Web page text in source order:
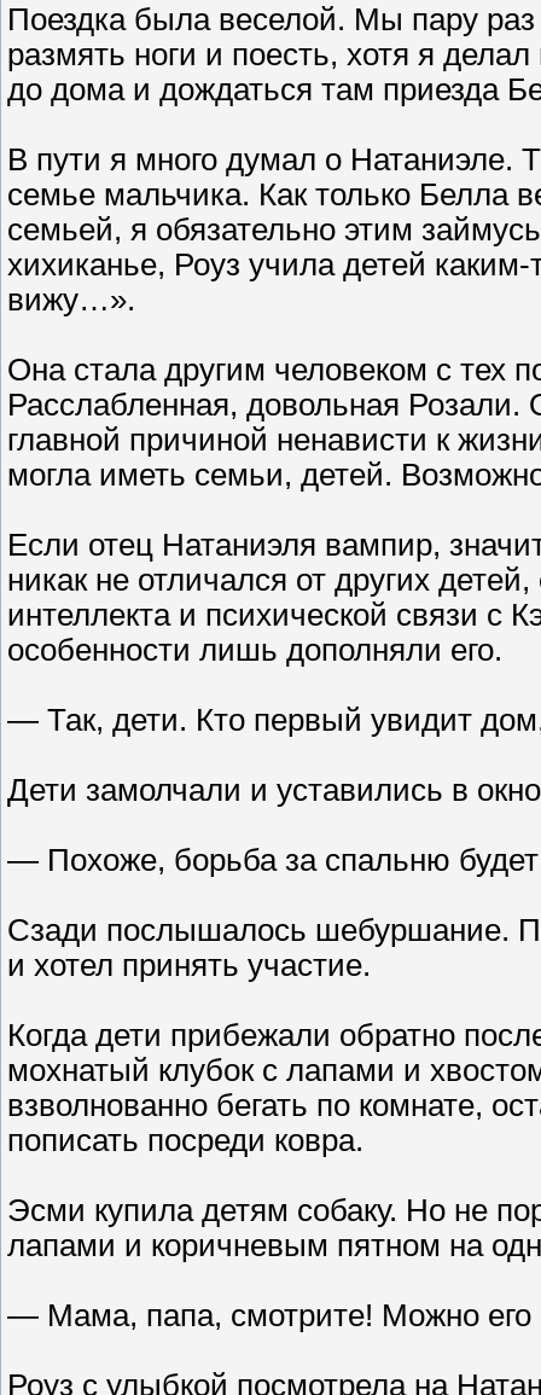
Поездка была веселой. Мы пару
размять ноги и поесть, хотя я
до дома и дождаться там приезда
В пути я много думал о Натаниэле.
семье мальчика. Как только Белла
семьей, я обязательно этим
хихиканье, Роуз учила детей
вижу…».
Она стала другим человеком с тех
Расслабленная, довольная
главной причиной ненависти к
могла иметь семьи, детей.
Если отец Натаниэля вампир,
никак не отличался от других
интеллекта и психической связи с
особенности лишь дополняли его.
— Так, дети. Кто первый увидит
Дети замолчали и уставились в
— Похоже, борьба за спальню будет
Сзади послышалось шебуршание.
и хотел принять участие.
Когда дети прибежали обратно
мохнатый клубок с лапами и
взволнованно бегать по комнате,
пописать посреди ковра.
Эсми купила детям собаку. Но не
лапами и коричневым пятном на
— Мама, папа, смотрите! Можно его
Роуз с улыбкой посмотрела на